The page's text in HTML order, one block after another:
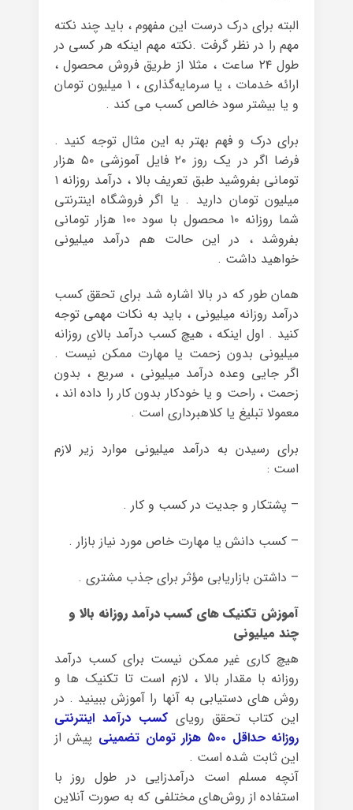
البته برای درک درست این مفهوم ، باید چند نکته
مهم را در نظر گرفت .نکته مهم اینکه هر کسی در
طول ۲۴ ساعت ، مثلا از طریق فروش محصول ،
ارائه خدمات ، یا سرمایه‌گذاری ، ۱ میلیون تومان
و یا بیشتر سود خالص کسب می کند .
برای درک و فهم بهتر به این مثال توجه کنید .
فرضا اگر در یک روز ۲۰ فایل آموزشی ۵۰ هزار
تومانی بفروشید طبق تعریف بالا ، درآمد روزانه ۱
میلیون تومان دارید . یا اگر فروشگاه اینترنتی
شما روزانه ۱۰ محصول با سود ۱۰۰ هزار تومانی
بفروشد ، در این حالت هم درآمد میلیونی
خواهید داشت .
همان طور که در بالا اشاره شد برای تحقق کسب
درآمد روزانه میلیونی ، باید به نکات مهمی توجه
کنید . اول اینکه ، هیچ کسب درآمد بالای روزانه
میلیونی بدون زحمت یا مهارت ممکن نیست .
اگر جایی وعده‌ درآمد میلیونی ، سریع ، بدون
زحمت ، راحت و یا خودکار بدون کار را داده اند ،
معمولا تبلیغ یا کلاهبرداری است .
برای رسیدن به درآمد میلیونی موارد زیر لازم
است :
– پشتکار و جدیت در کسب و کار .
– کسب دانش یا مهارت خاص مورد نیاز بازار .
– داشتن بازاریابی مؤثر برای جذب مشتری .
آموزش تکنیک های کسب درآمد روزانه بالا و
چند میلیونی
هیچ کاری غیر ممکن نیست برای کسب درآمد
روزانه با مقدار بالا ، لازم است تا تکنیک ها و
روش های دستیابی به آنها را آموزش ببینید . در
این کتاب تحقق رویایکسب درآمد اینترنتی
روزانه حداقل ۵۰۰ هزار تومان تضمینی
پیش از
این ثابت شده است .
آنچه مسلم است درآمدزایی در طول روز با
استفاده از روش‌های مختلفی که به صورت آنلاین